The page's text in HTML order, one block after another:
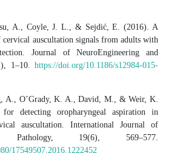
A., Coyle, J. L., & Sejdić, E. (2016). A
cervical auscultation signals from adults with
Journal of NeuroEngineering and
1–10. https://doi.org/10.1186/s12984-015-
A., O’Grady, K. A., David, M., & Weir, K.
detecting oropharyngeal aspiration in
auscultation. International Journal of
Pathology, 19(6), 569–577.
17549507.2016.1222452